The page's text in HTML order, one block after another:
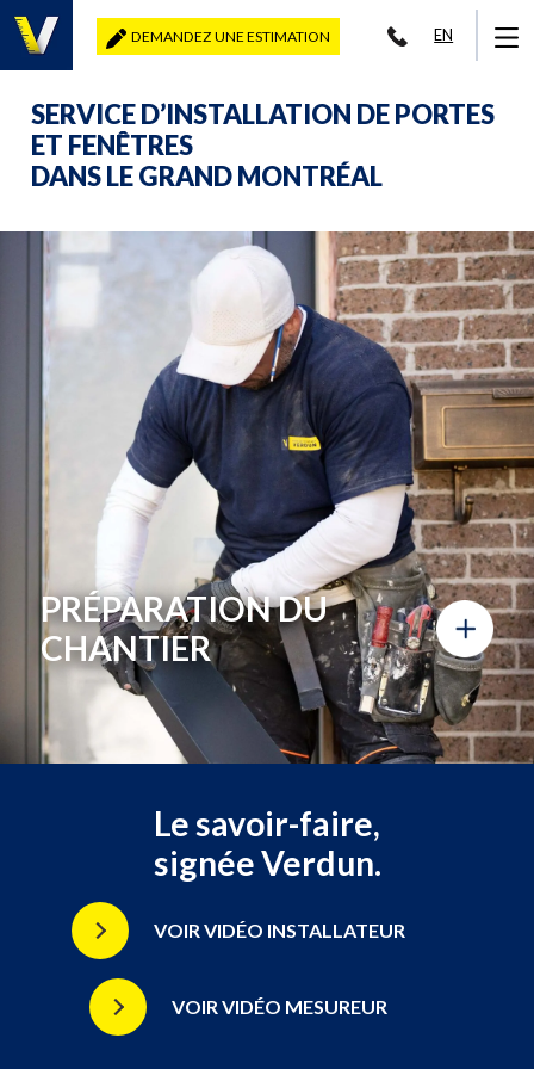
DEMANDEZ UNE ESTIMATION EN
SERVICE D’INSTALLATION DE PORTES
ET FENÊTRES
DANS LE GRAND MONTRÉAL
PRÉPARATION DU
CHANTIER
Une bonne installation commence avec une bonne prise de
mesures. C’est pourquoi, un expert technique effectue une
visite de validation des mesures de production et des
conditions d’installation.
Avant l’arrivée de notre équipe d’installateurs, vous devez
à l’intérieur et à l’extérieur, où vont être installées la nouvelle
porte ou les nouvelles fenêtres. Vous devrez ensuite retirer les
Le savoir-faire,
signée Verdun.
VOIR VIDÉO INSTALLATEUR
VOIR VIDÉO MESUREUR